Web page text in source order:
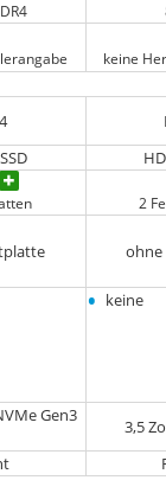
keine
2
ohne
• keine
Gen3
3,5